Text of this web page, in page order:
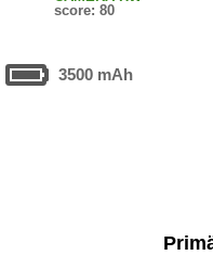
score: 80
3500 mAh